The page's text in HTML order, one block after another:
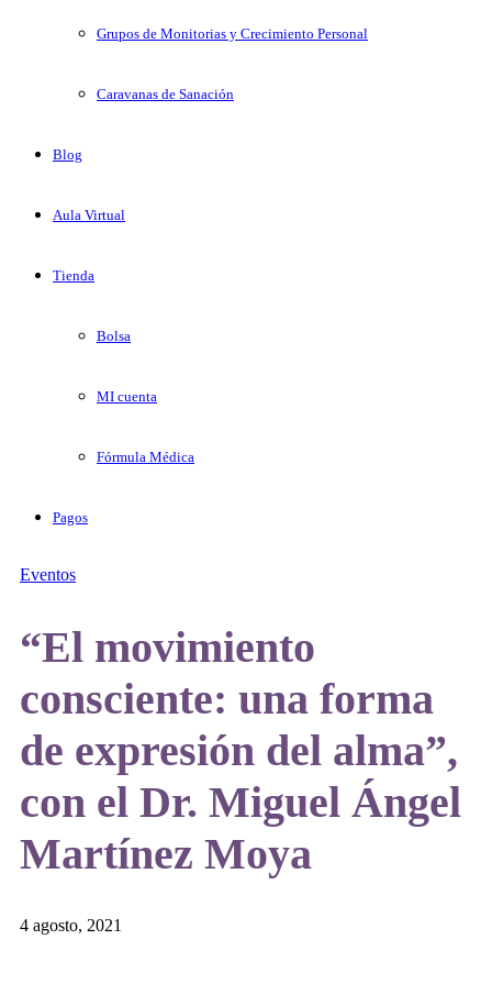
Grupos de Monitorias y Crecimiento Personal
Caravanas de Sanación
Blog
Aula Virtual
Tienda
Bolsa
MI cuenta
Fórmula Médica
Pagos
Eventos
“El movimiento
consciente: una forma
de expresión del alma”,
con el Dr. Miguel Ángel
Martínez Moya
4 agosto, 2021